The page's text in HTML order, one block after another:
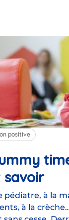
positive
pédiatre, à la
à la